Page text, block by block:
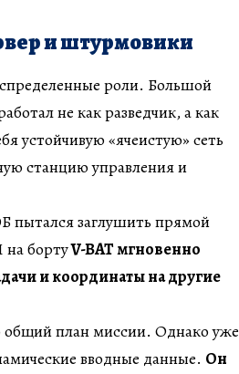
и штурмовики
роли. Большой
не как разведчик, а как
устойчивую «ячеистую» сеть
станцию управления и
пытался заглушить прямой
бортуV-BAT мгновенно
и координаты на другие
общий план миссии. Однако уже
вводные данные. Он